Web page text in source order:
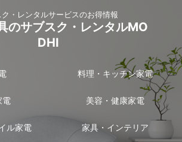
・レンタルサービスのお得情報
のサブスク・レンタルMO
DHI
料理・キッチン家電
電 美容・健康家電
ル家電 家具・インテリア